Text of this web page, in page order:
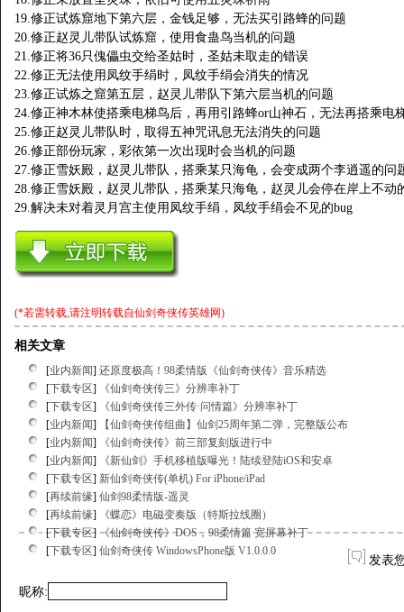
19.修正试炼窟地下第六层，金钱足够，无法买引路蜂的问题
20.修正赵灵儿带队试炼窟，使用食蛊鸟当机的问题
21.修正将36只傀儡虫交给圣姑时，圣姑未取走的错误
22.修正无法使用凤纹手绢时，凤纹手绢会消失的情况
23.修正试炼之窟第五层，赵灵儿带队下第六层当机的问题
24.修正神木林使搭乘电梯鸟后，再用引路蜂or山神石，无法再搭乘电
25.修正赵灵儿带队时，取得五神咒讯息无法消失的问题
26.修正部份玩家，彩依第一次出现时会当机的问题
27.修正雪妖殿，赵灵儿带队，搭乘某只海龟，会变成两个李逍遥的问
28.修正雪妖殿，赵灵儿带队，搭乘某只海龟，赵灵儿会停在岸上不动
29.解决未对着灵月宫主使用凤纹手绢，凤纹手绢会不见的bug
(*若需转载,请注明转载自仙剑奇侠传英雄网)
相关文章
[业内新闻] 还原度极高！98柔情版《仙剑奇侠传》音乐精选
[下载专区]
《仙剑奇侠传三》分辨率补丁
[下载专区]
《仙剑奇侠传三外传·问情篇》分辨率补丁
[业内新闻]
【仙剑奇侠传组曲】仙剑25周年第二弹，完整版公布
[业内新闻]
《仙剑奇侠传》前三部复刻版进行中
[业内新闻]
《新仙剑》手机移植版曝光！陆续登陆iOS和安卓
[下载专区] 新仙剑奇侠传(单机) For iPhone/iPad
[再续前缘] 仙剑98柔情版-遥灵
[再续前缘]
《蝶恋》电磁变奏版（特斯拉线圈）
[下载专区] 《仙剑奇侠传》DOS，98柔情篇 宽屏幕补丁
[下载专区] 仙剑奇侠传 WindowsPhone版 V1.0.0.0
发表
昵称: